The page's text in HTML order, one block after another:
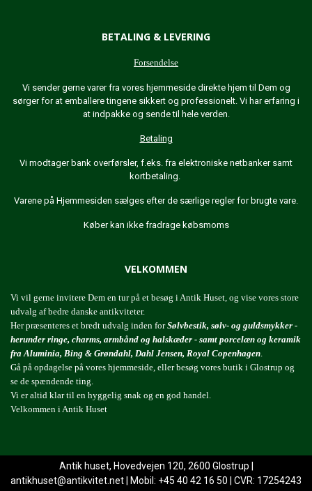
BETALING & LEVERING
Forsendelse
Vi sender gerne varer fra vores hjemmeside direkte hjem til Dem og
sørger for at emballere tingene sikkert og professionelt. Vi har erfaring i
at indpakke og sende til hele verden.
Betaling
Vi modtager bank overførsler, f.eks. fra elektroniske netbanker samt
kortbetaling.
Varene på Hjemmesiden sælges efter de særlige regler for brugte vare.
Køber kan ikke fradrage købsmoms
VELKOMMEN
Vi vil gerne invitere Dem en tur på et besøg i Antik Huset, og vise vores store
udvalg af bedre danske antikviteter.
Her præsenteres et bredt udvalg inden forSølvbestik, sølv- og guldsmykker -
herunder ringe, charms, armbånd og halskæder - samt porcelæn og keramik
fra Aluminia, Bing & Grøndahl, Dahl Jensen, Royal Copenhagen
Gå på opdagelse på vores hjemmeside, eller besøg vores butik i Glostrup og
se de spændende ting.
Vi er altid klar til en hyggelig snak og en god handel.
Velkommen i Antik Huset
Antik huset, Hovedvejen 120, 2600 Glostrup |
antikhuset@antikvitet.net| Mobil: +45 40 42 16 50 | CVR: 17254243